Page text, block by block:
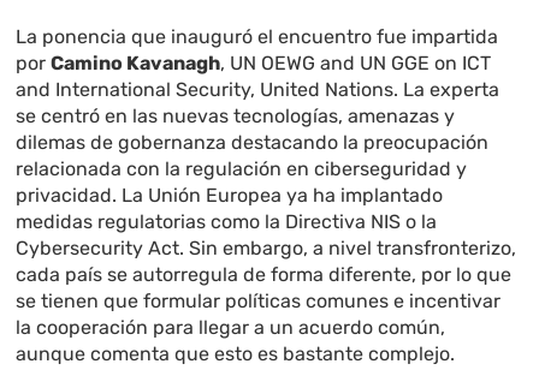
La ponencia que inauguró el encuentro fue impartida
porCamino Kavanagh, UN OEWG and UN GGE on ICT
and International Security, United Nations. La experta
se centró en las nuevas tecnologías, amenazas y
dilemas de gobernanza destacando la preocupación
relacionada con la regulación en ciberseguridad y
privacidad. La Unión Europea ya ha implantado
medidas regulatorias como la Directiva NIS o la
Cybersecurity Act. Sin embargo, a nivel transfronterizo,
cada país se autorregula de forma diferente, por lo que
se tienen que formular políticas comunes e incentivar
la cooperación para llegar a un acuerdo común,
aunque comenta que esto es bastante complejo.